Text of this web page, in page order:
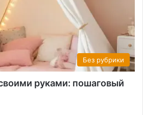
Без рубрики
руками: пошаговый